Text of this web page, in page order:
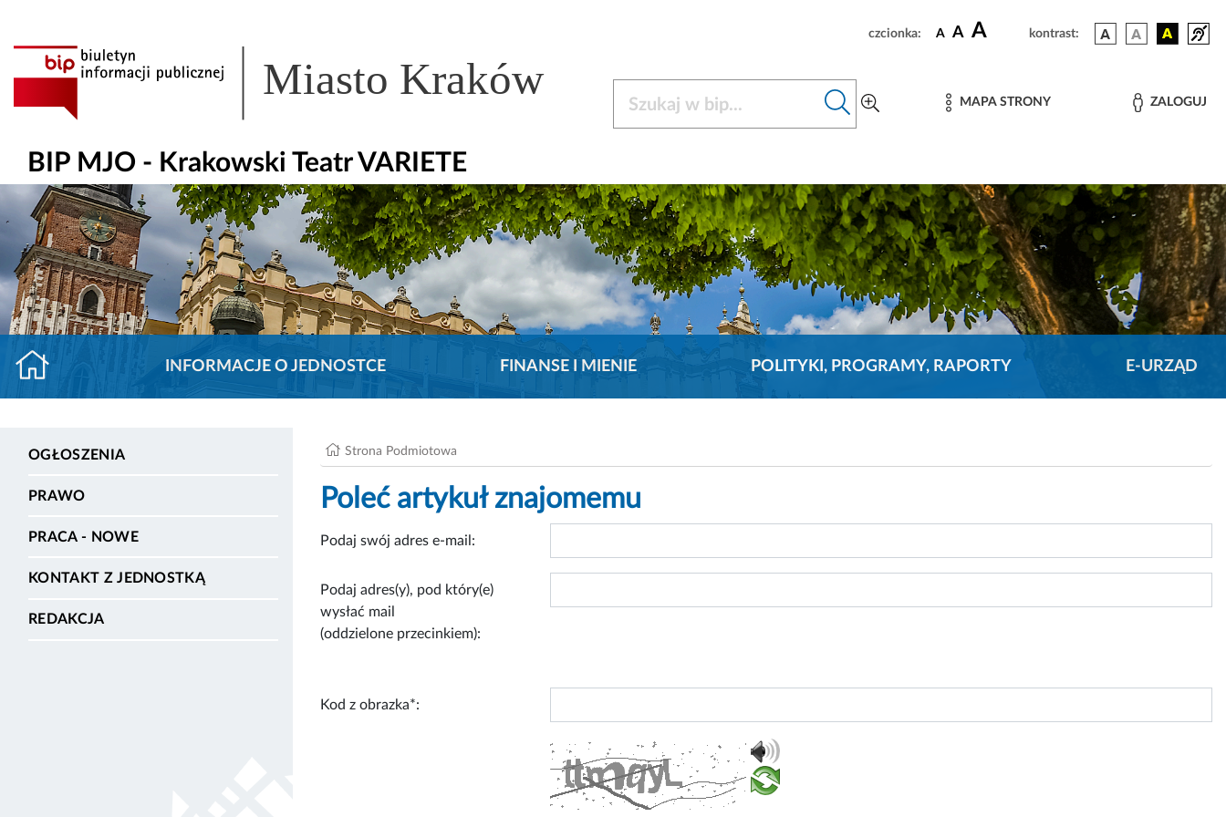
czcionka: A A A kontrast:
Miasto Kraków MAPA STRONY ZALOGUJ
BIP MJO - Krakowski Teatr VARIETE
INFORMACJE O JEDNOSTCE FINANSE I MIENIE POLITYKI, PROGRAMY, RAPORTY E-URZĄD
OGŁOSZENIA
PRAWO
PRACA - NOWE
KONTAKT Z JEDNOSTKĄ
REDAKCJA
Strona Podmiotowa
Poleć artykuł znajomemu
Podaj swój adres e-mail:
Podaj adres(y), pod który(e)
wysłać mail
(oddzielone przecinkiem):
Kod z obrazka*: